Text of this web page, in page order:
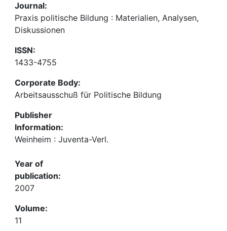
Journal:
Praxis politische Bildung : Materialien, Analysen,
Diskussionen
ISSN:
1433-4755
Corporate Body:
Arbeitsausschuß für Politische Bildung
Publisher
Information:
Weinheim : Juventa-Verl.
Year of
publication:
2007
Volume:
11